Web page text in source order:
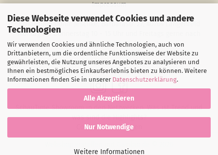
Diese Webseite verwendet Cookies und andere
Technologien
Wir verwenden Cookies und ähnliche Technologien, auch von
Drittanbietern, um die ordentliche Funktionsweise der Website zu
gewährleisten, die Nutzung unseres Angebotes zu analysieren und
Ihnen ein bestmögliches Einkaufserlebnis bieten zu können. Weitere
Informationen finden Sie in unserer Datenschutzerklärung.
Alle Akzeptieren
Nur Notwendige
Weitere Informationen
Impressum
SchauTime Conni Jeschke, Barbarastr. 27, 40764 Langenfeld
Montag bis Donnerstag 10 - 15 Uhr und Freitags gerne nach
Vereinbarung
E-Mail: magazin@schau-time.de • Telefon: 02173-3946730 •
Mobil: 01578-6387198 • Fax: 02173-1068796
SchauTime Showroom in den Netzwerken. Was ist Trend und
was sind die Highlights?
Cookie-Einstellungen